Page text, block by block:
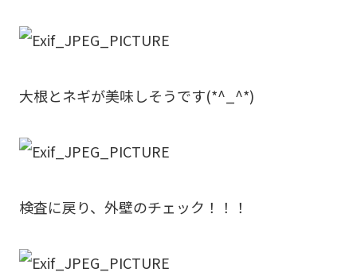
大根とネギが美味しそうです(*^_^*)
検査に戻り、外壁のチェック！！！